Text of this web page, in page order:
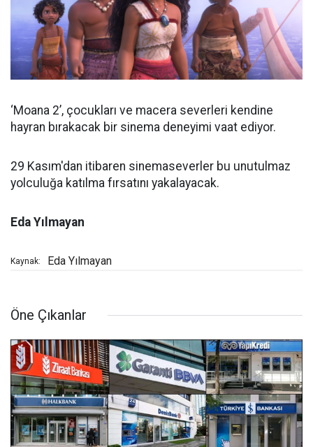
‘Moana 2’, çocukları ve macera severleri kendine
hayran bırakacak bir sinema deneyimi vaat ediyor.
29 Kasım'dan itibaren sinemaseverler bu unutulmaz
yolculuğa katılma fırsatını yakalayacak.
Eda Yılmayan
Kaynak: Eda Yılmayan
Öne Çıkanlar